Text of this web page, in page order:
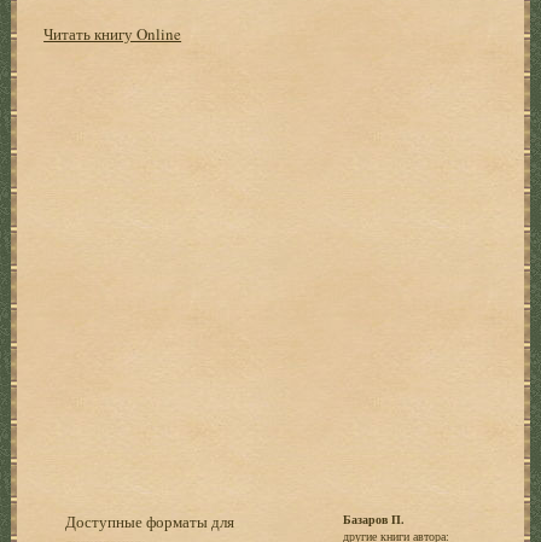
Читать книгу Online
Доступные форматы для
Базаров П.
другие книги автора: